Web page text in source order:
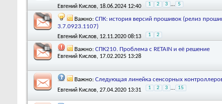
Евгений Кислов, 18.06.2024 12:40 1 2 3 ... 5
Важно: СПК: история версий прошивок (релиз
3.7.0923.1107)
Евгений Кислов, 12.11.2020 08:13 1 2
Важно: СПК210. Проблема с RETAIN и её решение
Евгений Кислов, 17.02.2025 13:28
Важно: Следующая линейка сенсорных
Евгений Кислов, 27.04.2020 13:31 1 2 3 ... 15